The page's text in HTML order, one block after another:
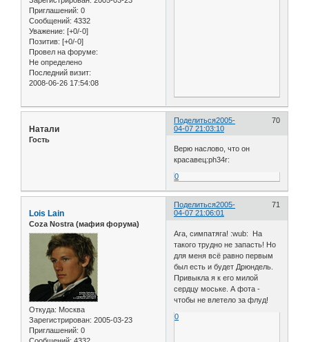
Приглашений: 0
Сообщений: 4332
Уважение: [+0/-0]
Позитив: [+0/-0]
Провел на форуме:
Не определено
Последний визит:
2008-06-26 17:54:08
Поделиться 70
2005-
04-07 21:03:10
Натали
Гость
Верю наслово, что он
красавец:ph34r:
0
Поделиться 71
2005-
04-07 21:06:01
Lois Lain
Coza Nostra (мафия форума)
Откуда: Москва
Зарегистрирован: 2005-03-23
Приглашений: 0
Ага, симпатяга! :wub: На
такого трудно не запасть! Но
для меня всё равно первым
был есть и будет Дрюндель.
Привыкла я к его милой
сердцу моське. А фота -
чтобы не влетело за флуд!
0